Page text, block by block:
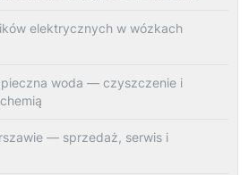
elektrycznych w wózkach
woda — czyszczenie i
— sprzedaż, serwis i